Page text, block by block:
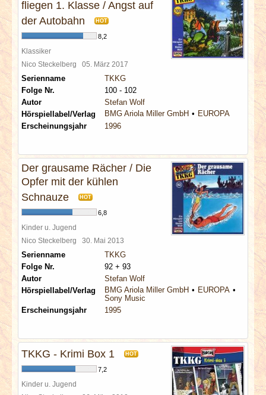
fliegen 1. Klasse / Angst auf
der Autobahn
HOT
8,2
Klassiker
Nico Steckelberg 05. März 2017
Serienname
TKKG
Folge Nr.
100 - 102
Autor
Stefan Wolf
Hörspiellabel/Verlag
BMG Ariola Miller GmbH
EUROPA
Erscheinungsjahr
1996
Der grausame Rächer / Die
Opfer mit der kühlen
Schnauze
HOT
6,8
Kinder u. Jugend
Nico Steckelberg 30. Mai 2013
Serienname
TKKG
Folge Nr.
92 + 93
Autor
Stefan Wolf
Hörspiellabel/Verlag
BMG Ariola Miller GmbH
EUROPA
Sony Music
Erscheinungsjahr
1995
TKKG - Krimi Box 1 HOT
7,2
Kinder u. Jugend